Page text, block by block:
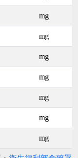
mg
mg
mg
mg
mg
mg
mg